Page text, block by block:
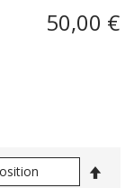
50,00 €